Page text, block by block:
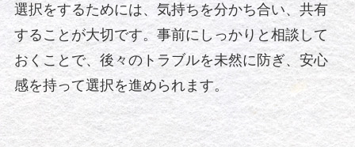
選択をするためには、気持ちを分かち合い、共有
することが大切です。事前にしっかりと相談して
おくことで、後々のトラブルを未然に防ぎ、安心
感を持って選択を進められます。